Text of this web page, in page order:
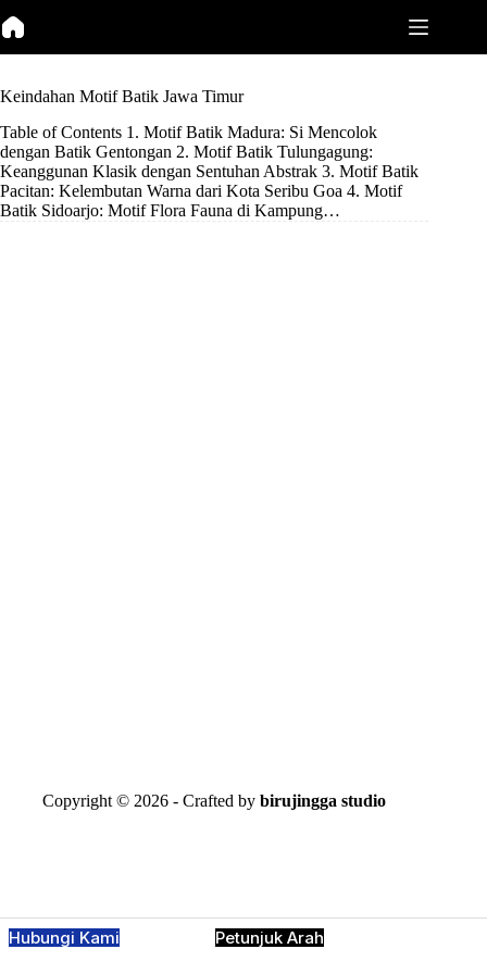
to
Keindahan Motif Batik Jawa Timur
Table of Contents 1. Motif Batik Madura: Si Mencolok
dengan Batik Gentongan 2. Motif Batik Tulungagung:
Keanggunan Klasik dengan Sentuhan Abstrak 3. Motif Batik
Pacitan: Kelembutan Warna dari Kota Seribu Goa 4. Motif
Batik Sidoarjo: Motif Flora Fauna di Kampung…
Copyright © 2026 - Crafted bybirujingga studio
Hubungi Kami Petunjuk Arah